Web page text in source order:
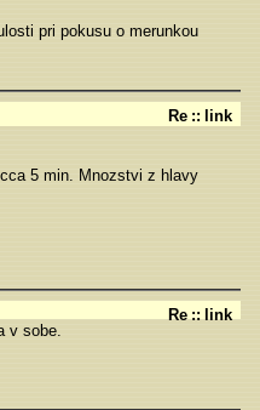
pri pokusu o merunkou
Re :: link
5 min. Mnozstvi z hlavy
Re :: link
v sobe.